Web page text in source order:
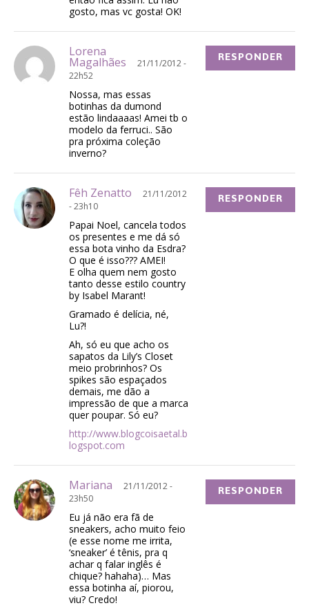
gosto, mas vc gosta! OK!
Lorena
Magalhães
21/11/2012 -
22h52
Nossa, mas essas
botinhas da dumond
estão lindaaaas! Amei tb o
modelo da ferruci.. São
pra próxima coleção
inverno?
RESPONDER
Fêh Zenatto
21/11/2012
- 23h10
Papai Noel, cancela todos
os presentes e me dá só
essa bota vinho da Esdra?
O que é isso??? AMEI!
E olha quem nem gosto
tanto desse estilo country
by Isabel Marant!
Gramado é delícia, né,
Lu?!
Ah, só eu que acho os
sapatos da Lily’s Closet
meio probrinhos? Os
spikes são espaçados
demais, me dão a
impressão de que a marca
quer poupar. Só eu?
http://www.blogcoisaetal.b
logspot.com
RESPONDER
Mariana
21/11/2012 -
23h50
Eu já não era fã de
sneakers, acho muito feio
(e esse nome me irrita,
‘sneaker’ é tênis, pra q
achar q falar inglês é
chique? hahaha)… Mas
essa botinha aí, piorou,
viu? Credo!
RESPONDER